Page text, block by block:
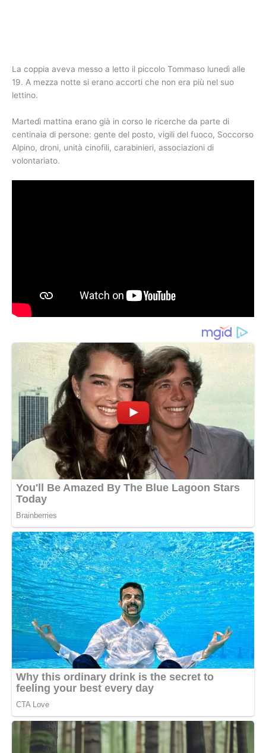
La coppia aveva messo a letto il piccolo Tommaso lunedì alle
19. A mezza notte si erano accorti che non era più nel suo
lettino.
Martedì mattina erano già in corso le ricerche da parte di
centinaia di persone: gente del posto, vigili del fuoco, Soccorso
Alpino, droni, unità cinofili, carabinieri, associazioni di
volontariato.